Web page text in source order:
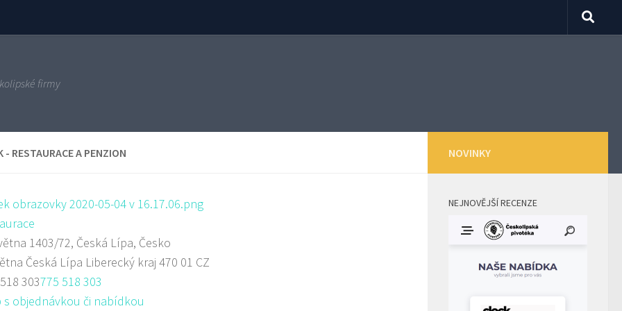
firmy
- RESTAURACE A PENZION
1403/72, Česká Lípa, Česko
Česká Lípa Liberecký kraj 470 01 CZ
303775 518 303
s objednávkou či nabídkou
NOVINKY
NEJNOVĚJŠÍ RECENZE